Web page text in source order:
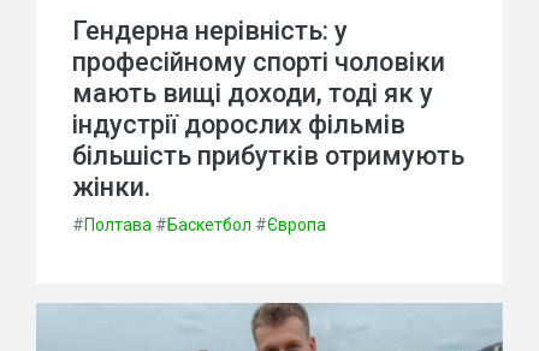
Гендерна нерівність: у
професійному спорті чоловіки
мають вищі доходи, тоді як у
індустрії дорослих фільмів
більшість прибутків отримують
жінки.
#Полтава #Баскетбол #Європа